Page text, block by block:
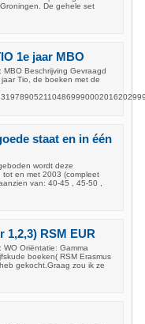
De gehele set
1e jaar MBO
Beschrijving Gevraagd
Tio, de boeken met de
staat en in één
wordt deze
en met 2003 (compleet
van: 40-45 , 45-50 ,
1,2,3) RSM EUR
Oriëntatie: Gamma
boeken( RSM Erasmus
gekocht.Graag zou ik ze